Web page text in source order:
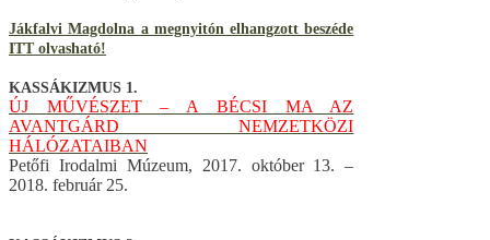
Jákfalvi Magdolna a megnyitón elhangzott beszéde
ITT olvasható!
KASSÁKIZMUS 1.
ÚJ MŰVÉSZET – A BÉCSI MA AZ
AVANTGÁRD NEMZETKÖZI
HÁLÓZATAIBAN
Petőfi Irodalmi Múzeum, 2017. október 13. –
2018. február 25.